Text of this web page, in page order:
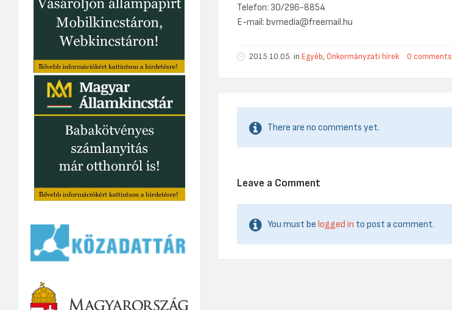
Telefon: 30/296-8854
E-mail: bvmedia@freemail.hu
2015.10.05. in Egyéb,Önkormányzati hírek 0 comments
There are no comments yet.
Leave a Comment
You must be logged in to post a comment.